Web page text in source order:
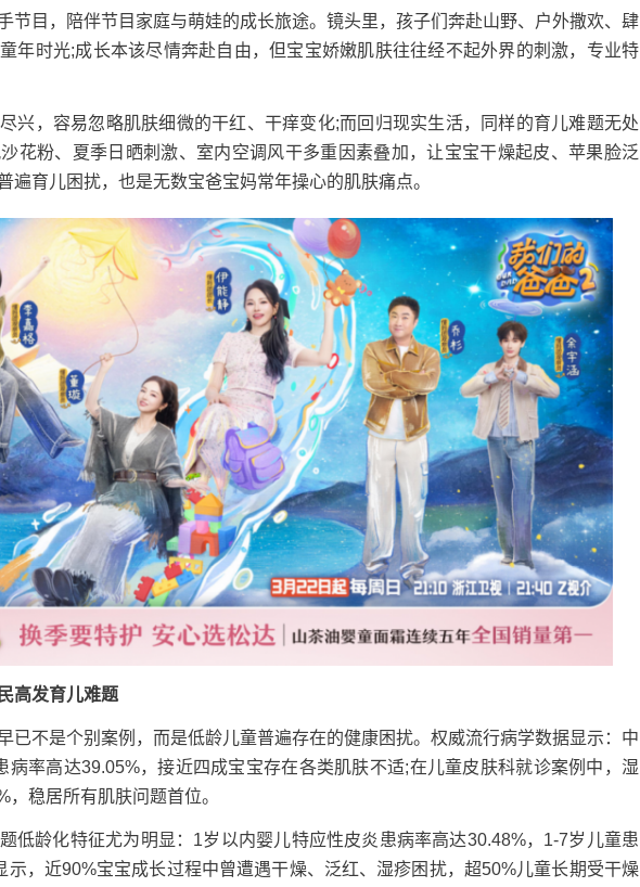
目，陪伴节目家庭与萌娃的成长旅途。镜头里，孩子们奔赴山野、户外撒欢、肆
年时光;成长本该尽情奔赴自由，但宝宝娇嫩肌肤往往经不起外界的刺激，专业特
，容易忽略肌肤细微的干红、干痒变化;而回归现实生活，同样的育儿难题无处
花粉、夏季日晒刺激、室内空调风干多重因素叠加，让宝宝干燥起皮、苹果脸泛
遍育儿困扰，也是无数宝爸宝妈常年操心的肌肤痛点。
高发育儿难题
不是个别案例，而是低龄儿童普遍存在的健康困扰。权威流行病学数据显示：中
病率高达39.05%，接近四成宝宝存在各类肌肤不适;在儿童皮肤科就诊案例中，湿
稳居所有肌肤问题首位。
龄化特征尤为明显：1岁以内婴儿特应性皮炎患病率高达30.48%，1-7岁儿童患
示，近90%宝宝成长过程中曾遭遇干燥、泛红、湿疹困扰，超50%儿童长期受干燥